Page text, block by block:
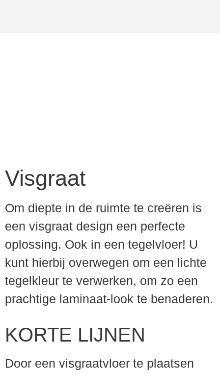
Visgraat
Om diepte in de ruimte te creëren is
een visgraat design een perfecte
oplossing. Ook in een tegelvloer! U
kunt hierbij overwegen om een lichte
tegelkleur te verwerken, om zo een
prachtige laminaat-look te benaderen.
KORTE LIJNEN
Door een visgraatvloer te plaatsen